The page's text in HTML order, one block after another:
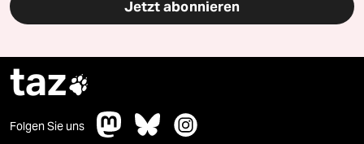
Jetzt abonnieren
taz
Folgen Sie uns